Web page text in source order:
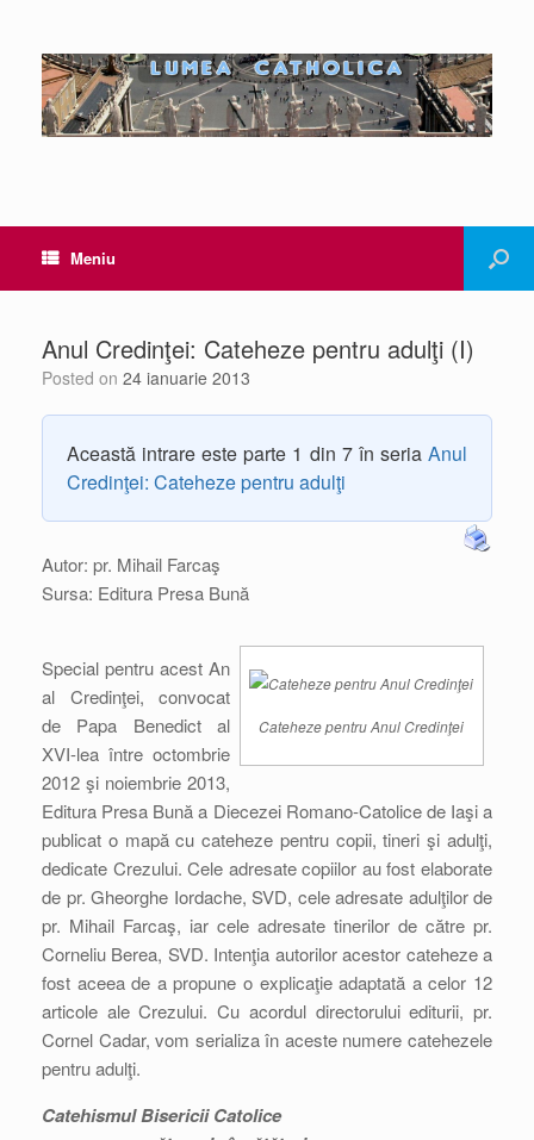
Meniu
Anul Credinţei: Cateheze pentru adulţi (I)
Posted on 24 ianuarie 2013
Această intrare este parte 1 din 7 în seria Anul
Credinţei: Cateheze pentru adulţi
Autor: pr. Mihail Farcaş
Sursa: Editura Presa Bună
Cateheze pentru Anul Credinţei
Special pentru acest An
al Credinţei, convocat
de Papa Benedict al
XVI-lea între octombrie
2012 şi noiembrie 2013,
Editura Presa Bună a Diecezei Romano-Catolice de Iaşi a
publicat o mapă cu cateheze pentru copii, tineri şi adulţi,
dedicate Crezului. Cele adresate copiilor au fost elaborate
de pr. Gheorghe Iordache, SVD, cele adresate adulţilor de
pr. Mihail Farcaş, iar cele adresate tinerilor de către pr.
Corneliu Berea, SVD. Intenţia autorilor acestor cateheze a
fost aceea de a propune o explicaţie adaptată a celor 12
articole ale Crezului. Cu acordul directorului editurii, pr.
Cornel Cadar, vom serializa în aceste numere catehezele
pentru adulţi.
Catehismul Bisericii Catolice